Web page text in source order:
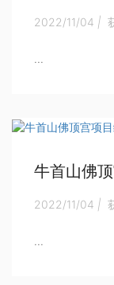
2022/11/04 |
...
牛首山佛
2022/11/04 |
...